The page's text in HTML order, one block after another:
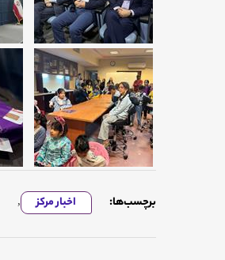
برچسب‌ها: اخبار مرکز ,